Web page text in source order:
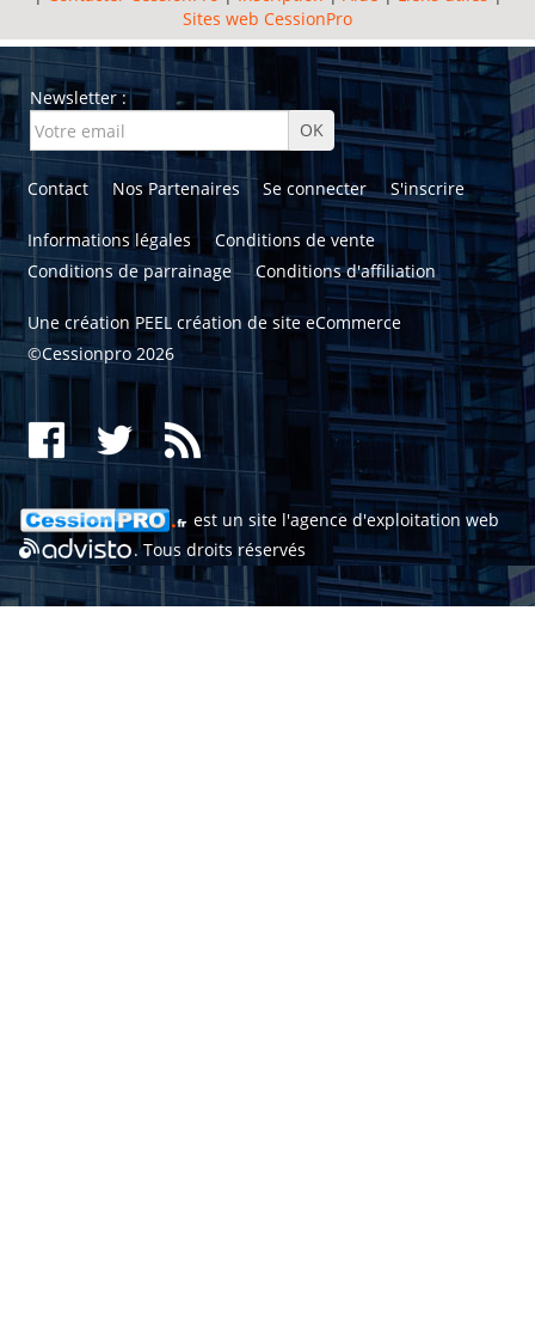
Sites web CessionPro
Newsletter :
Contact Nos Partenaires Se connecter S'inscrire
Informations légales
Conditions de vente
Conditions de parrainage
Conditions d'affiliation
Une création PEEL création de site eCommerce
©Cessionpro 2026
est un site l'agence d'exploitation web
. Tous droits réservés